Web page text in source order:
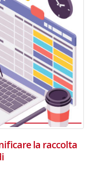
la raccolta